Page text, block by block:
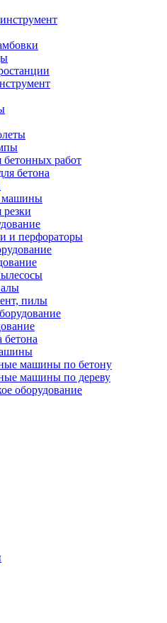
бетонных работ
бетона
машины
и перфораторы
пилы
бетона
машины по бетону
машины по дереву
оборудование